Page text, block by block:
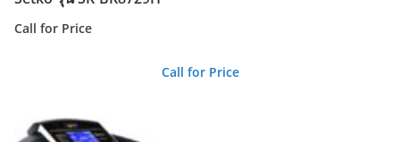
Call for Price
Call for Price